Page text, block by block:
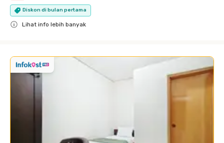
Diskon di bulan pertama
Lihat info lebih banyak